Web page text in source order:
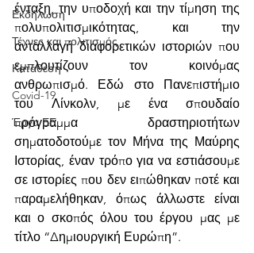
Εκδήλωση
Τέχνες και πολιτισμός
Κατάθεση
Covid-19
Έργα ΕΕ
ένταξη, την υποδοχή και την τίμηση της
πολυπολιτισμικότητας, και την
ανταλλαγή διαφορετικών ιστοριών που
εμπλουτίζουν τον κοινόμας
ανθρωπισμό. Εδώ στο Πανεπιστήμιο
του Λίνκολν, με ένα σπουδαίο
πρόγραμμα δραστηριοτήτων
σηματοδοτούμε τον Μήνα της Μαύρης
Ιστορίας, έναν τρόπο για να εστιάσουμε
σε ιστορίες που δεν ειπώθηκαν ποτέ και
παραμελήθηκαν, όπως άλλωστε είναι
και ο σκοπός όλου του έργου μας με
τίτλο “Δημιουργική Ευρώπη”.